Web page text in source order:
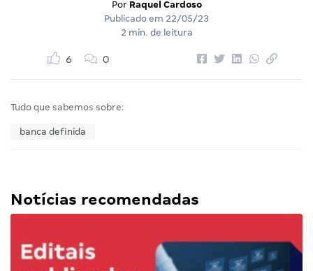
Por Raquel Cardoso
Publicado em 22/05/23
2 min. de leitura
6 0
Tudo que sabemos sobre:
banca definida
Notícias recomendadas